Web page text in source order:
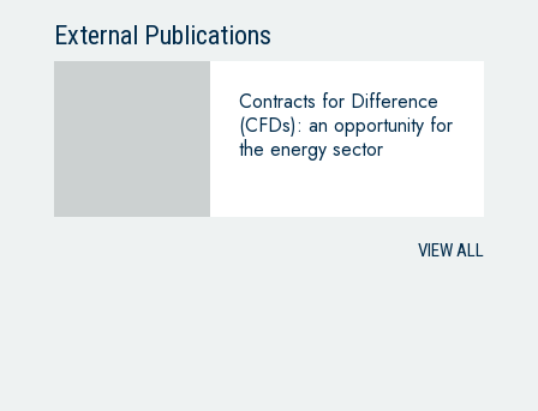
External Publications
Contracts for Difference
(CFDs): an opportunity for
the energy sector
VIEW ALL